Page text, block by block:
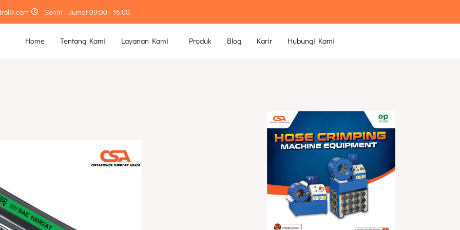
Senin - Jumat 09:00 - 16:00
Home Tentang Kami Layanan Kami Produk Blog Karir Hubungi Kami